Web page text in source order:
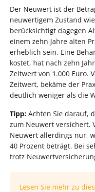
Der Neuwert ist der
neuwertigem Zustand
berücksichtigt dagegen
einem zehn Jahre alten
erheblich sein. Eine
kostet, hat nach zehn
Zeitwert von 1.000 Euro.
Zeitwert, bekäme der
deutlich weniger als die
Tipp: Achten Sie darauf,
zum Neuwert versichert.
Neuwert allerdings nur,
40 Prozent beträgt. Bei
trotz
Lesen Sie mehr zu